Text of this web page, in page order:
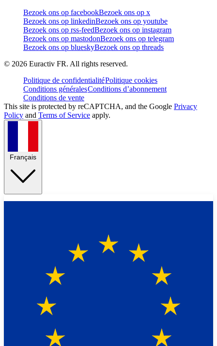
Bezoek ons op facebookBezoek ons op x
Bezoek ons op linkedinBezoek ons op youtube
Bezoek ons op rss-feedBezoek ons op instagram
Bezoek ons op mastodonBezoek ons op telegram
Bezoek ons op blueskyBezoek ons op threads
© 2026 Euractiv FR. All rights reserved.
Politique de confidentialitéPolitique cookies
Conditions généralesConditions d’abonnement
Conditions de vente
This site is protected by reCAPTCHA, and the Google Privacy
Policy and Terms of Service apply.
Français